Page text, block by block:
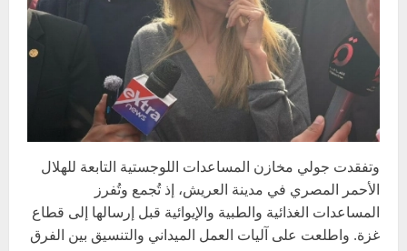
وتفقدت جولي مخازن المساعدات اللوجستية التابعة للهلال
الأحمر المصري في مدينة العريش، إذ تُجمع وتُفرز
المساعدات الغذائية والطبية والإيوائية قبل إرسالها إلى قطاع
غزة. واطلعت على آليات العمل الميداني والتنسيق بين الفرق